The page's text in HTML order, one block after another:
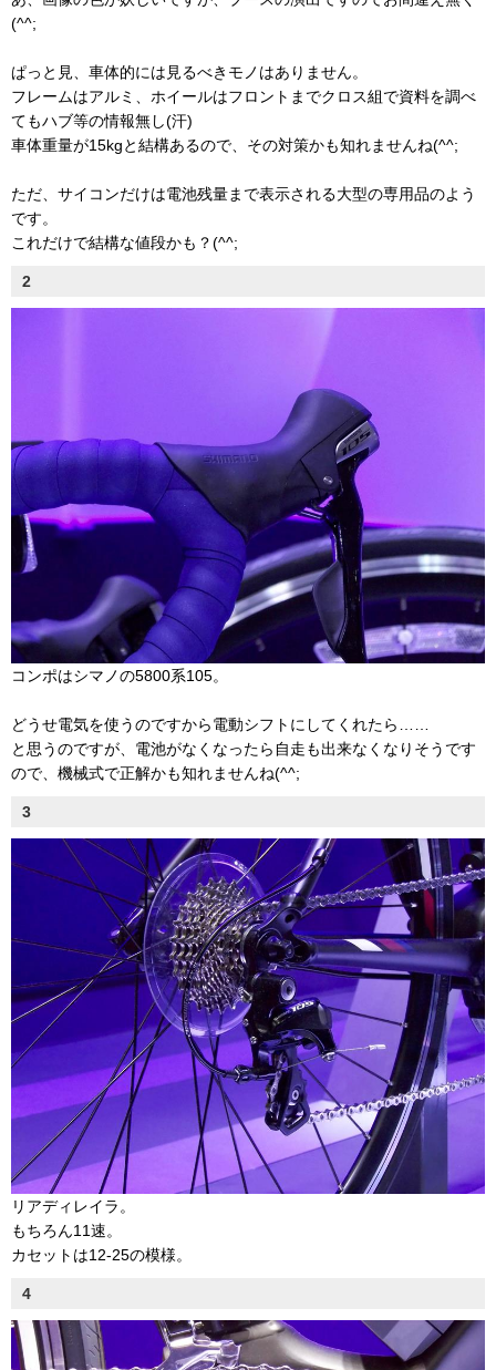
(^^;
ぱっと見、車体的には見るべきモノはありません。
フレームはアルミ、ホイールはフロントまでクロス組で資料を調べ
てもハブ等の情報無し(汗)
車体重量が15kgと結構あるので、その対策かも知れませんね(^^;
ただ、サイコンだけは電池残量まで表示される大型の専用品のよう
です。
これだけで結構な値段かも？(^^;
2
コンポはシマノの5800系105。
どうせ電気を使うのですから電動シフトにしてくれたら……
と思うのですが、電池がなくなったら自走も出来なくなりそうです
ので、機械式で正解かも知れませんね(^^;
3
リアディレイラ。
もちろん11速。
カセットは12-25の模様。
4